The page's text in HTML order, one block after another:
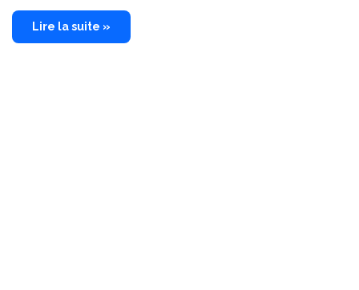
Lire la suite »